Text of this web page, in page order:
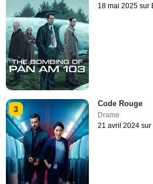
18 mai 2025 sur
3
Code Rouge
Drame
21 avril 2024 sur